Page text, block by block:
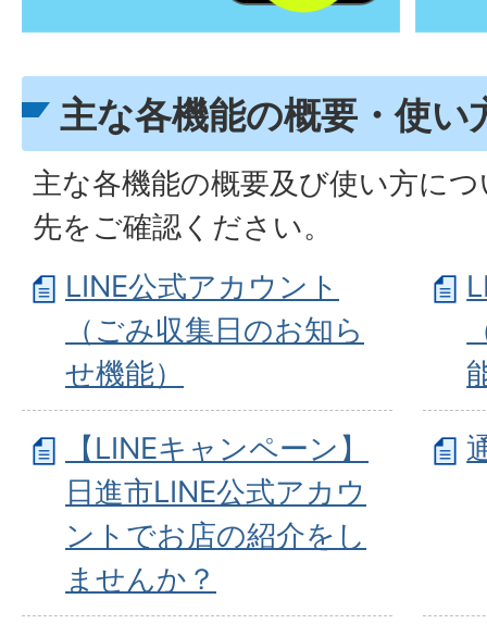
主な各機能の概要・使い
主な各機能の概要及び使い方に
先をご確認ください。
LINE公式アカウント
（ごみ収集日のお知ら
せ機能）
【LINEキャンペーン】
日進市LINE公式アカウ
ントでお店の紹介をし
ませんか？